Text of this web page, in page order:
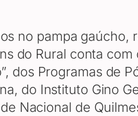
no pampa gaúcho,
do Rural conta
dos Programas de
do Instituto Gino
Nacional de